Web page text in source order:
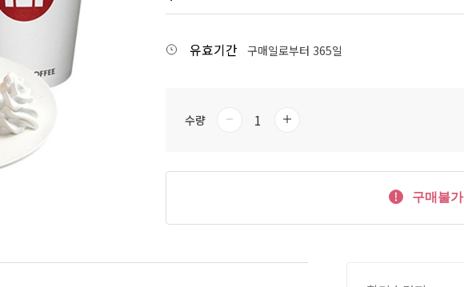
유효기간 구매일로부터 365일
수량
구매불가